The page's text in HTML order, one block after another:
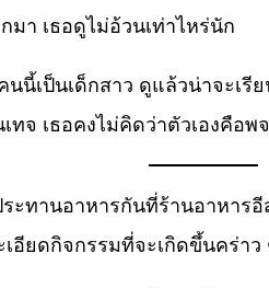
า เธอดูไม่อ้วนเท่าไหร่นัก
นี้เป็นเด็กสาว ดูแล้วน่าจะเ
จ เธอคงไม่คิดว่าตัวเองคือพ
ะทานอาหารกันที่ร้านอาหา
อียดกิจกรรมที่จะเกิดขึ้นคร่าว